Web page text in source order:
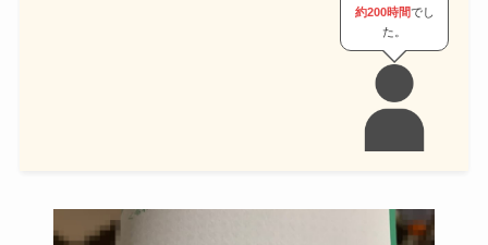
約200時間でし
た。